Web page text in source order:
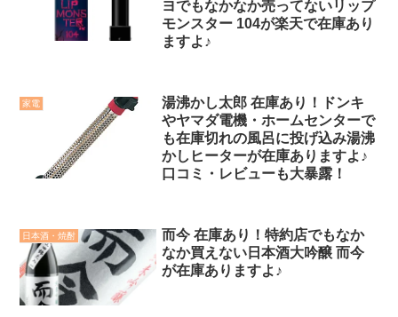
ヨでもなかなか売ってないリップ
モンスター 104が楽天で在庫あり
ますよ♪
家電
湯沸かし太郎 在庫あり！ドンキ
やヤマダ電機・ホームセンターで
も在庫切れの風呂に投げ込み湯沸
かしヒーターが在庫ありますよ♪
口コミ・レビューも大暴露！
日本酒・焼酎
而今 在庫あり！特約店でもなか
なか買えない日本酒大吟醸 而今
が在庫ありますよ♪